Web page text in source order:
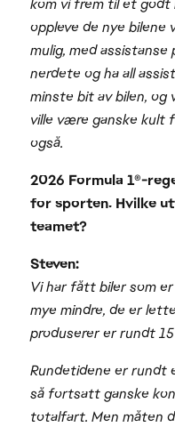
oppleve de nye bilene
mulig, med assistanse
nerdete og ha all
minste bit av bilen, og
ville være ganske kult
også.
2026 Formula 1®-
for sporten. Hvilke
teamet?
Steven:
Vi har fått biler som
mye mindre, de er
produserer er rundt 15
Rundetidene er rundt
så fortsatt ganske
totalfart. Men måten